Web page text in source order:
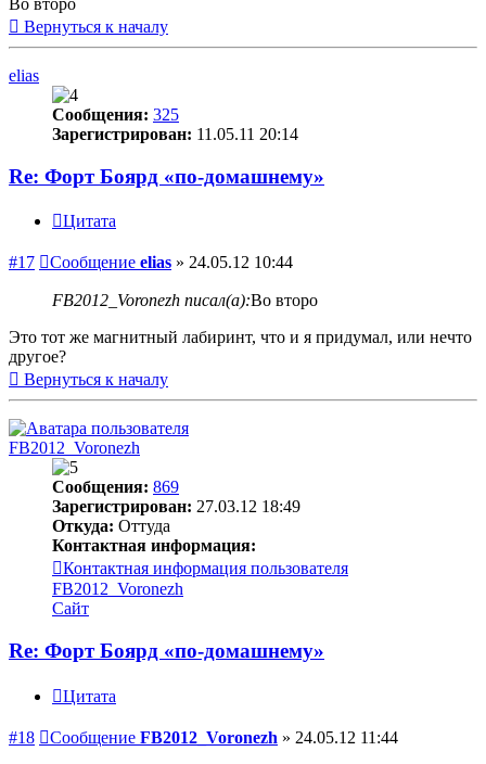
Вернуться к началу
elias
Сообщения: 325
Зарегистрирован: 11.05.11 20:14
Re: Форт Боярд «по-домашнему»
Цитата
#17 Сообщение elias » 24.05.12 10:44
FB2012_Voronezh писал(а):Во второ
Это тот же магнитный лабиринт, что и я придумал, или нечто
другое?
Вернуться к началу
FB2012_Voronezh
Сообщения: 869
Зарегистрирован: 27.03.12 18:49
Откуда: Оттуда
Контактная информация:
Контактная информация пользователя
FB2012_Voronezh
Сайт
Re: Форт Боярд «по-домашнему»
Цитата
#18 Сообщение FB2012_Voronezh » 24.05.12 11:44